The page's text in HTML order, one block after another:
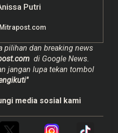
Putri
pilihan dan breaking news
di Google News.
jangan lupa tekan tombol
media sosial kami